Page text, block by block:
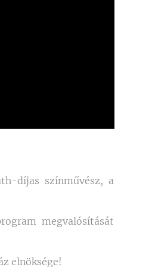
díjas színművész, a
megvalósítását
elnöksége!